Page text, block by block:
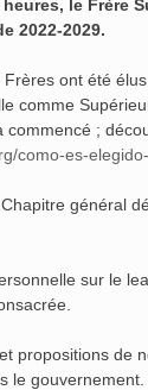
le Frère
2022-2029.
ont été
comme
commencé ;
como-es-
général
sur le
propositions de
le